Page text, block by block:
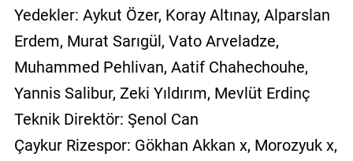
Yedekler: Aykut Özer, Koray Altınay, Alparslan
Erdem, Murat Sarıgül, Vato Arveladze,
Muhammed Pehlivan, Aatif Chahechouhe,
Yannis Salibur, Zeki Yıldırım, Mevlüt Erdinç
Teknik Direktör: Şenol Can
Çaykur Rizespor: Gökhan Akkan x, Morozyuk x,